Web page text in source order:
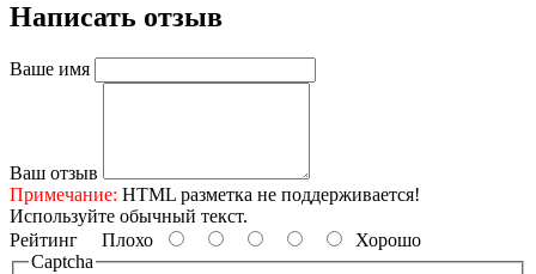
Написать отзыв
Ваше имя
Ваш отзыв
Примечание: HTML разметка не поддерживается!
Используйте обычный текст.
Рейтинг Плохо
Хорошо
Captcha